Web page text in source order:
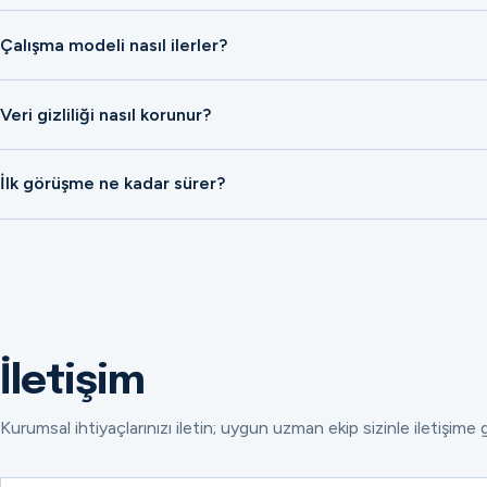
Çalışma modeli nasıl ilerler?
Veri gizliliği nasıl korunur?
İlk görüşme ne kadar sürer?
İletişim
Kurumsal ihtiyaçlarınızı iletin; uygun uzman ekip sizinle iletişime